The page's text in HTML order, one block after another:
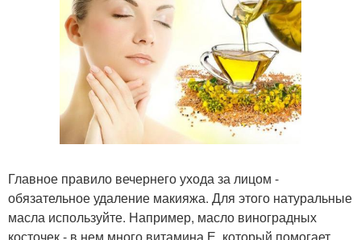
Главное правило вечернего ухода за лицом -
обязательное удаление макияжа. Для этого натуральные
масла используйте. Например, масло виноградных